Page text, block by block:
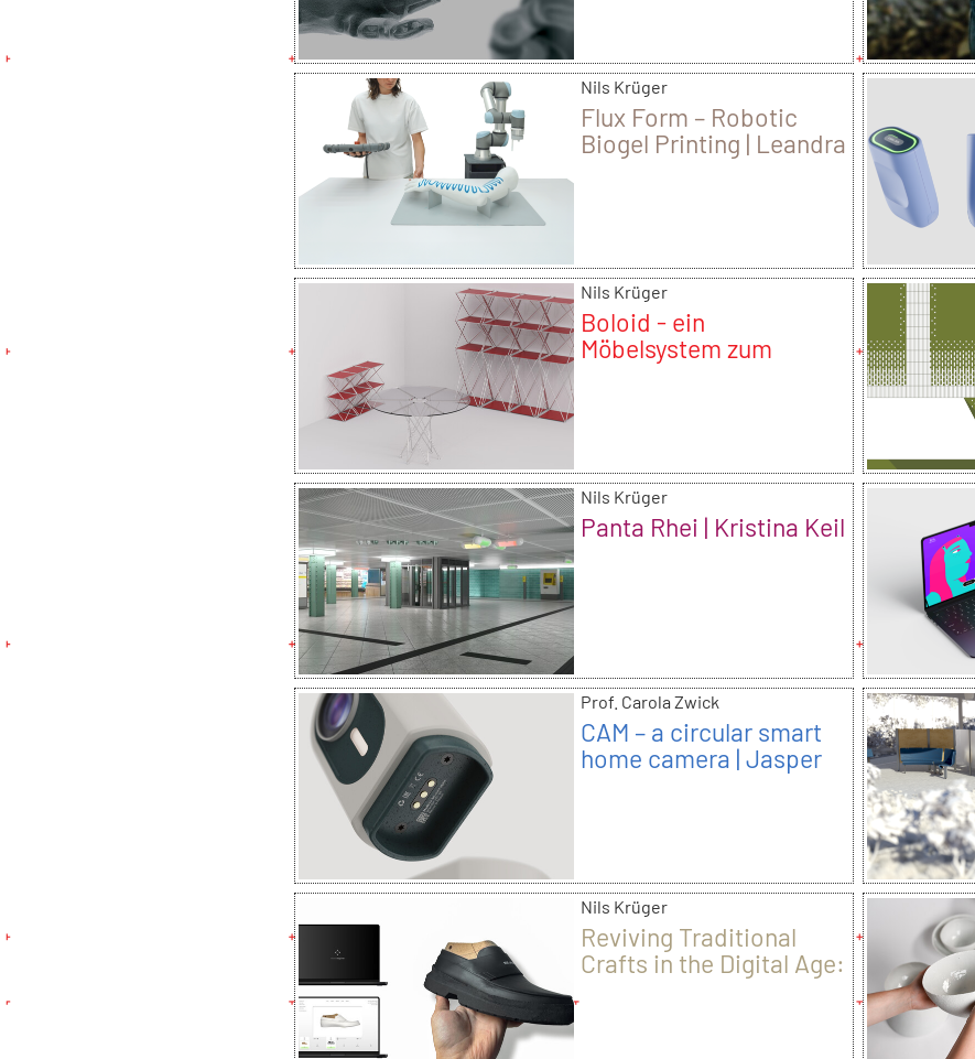
Nils Krüger
Flux Form – Robotic
Biogel Printing | Leandra
Balliel
Nils Krüger
Boloid - ein
Möbelsystem zum
Umziehen | Lea Pesch
Nils Krüger
Panta Rhei | Kristina Keil
Prof. Carola Zwick
CAM – a circular smart
home camera | Jasper
Nils Krüger
Reviving Traditional
Crafts in the Digital Age:
A Hybrid Workflow for